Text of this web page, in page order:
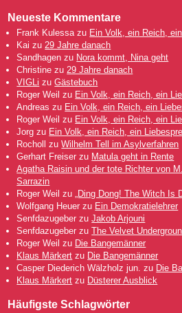
Neueste Kommentare
Frank Kulessa zu Ein Volk, ein Reich,
Kai zu 29 Jahre danach
Sandhagen zu Nora kommt, Nina geht
Christine zu 29 Jahre danach
VIGLi zuGästebuch
Roger Weil zu Ein Volk, ein Reich, ein
Andreas zu Ein Volk, ein Reich, ein
Roger Weil zu Ein Volk, ein Reich, ein
Jorg zu Ein Volk, ein Reich, ein
Rocholl
zuWilhelm Tell im Asylverfahren
Gerhart Freiser zu Matula geht in Rente
Agatha Raisin und der tote Richter von
Sarrazin
Roger Weil zu
„Ding Dong! The Witch Is
Wolfgang Heuer zu Ein Demokratielehrer
Senfdazugeber zuJakob Arjouni
Senfdazugeber zuThe Velvet
Roger Weil zu Die Bangemänner
Klaus Märkert zu Die Bangemänner
Casper Diederich Wälzholz jun. zu Die
Klaus Märkert zu Düsterer Ausblick
Häufigste Schlagwörter